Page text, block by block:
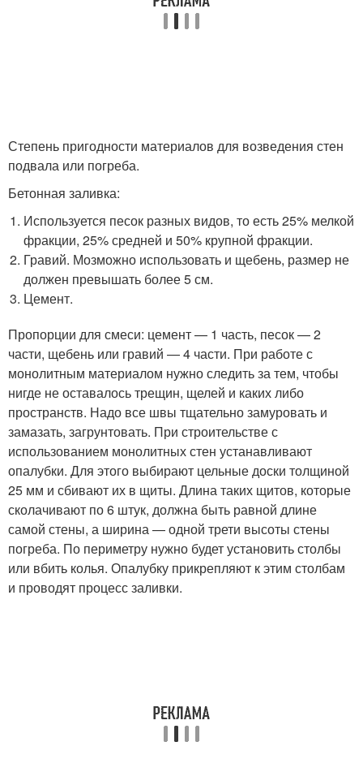
Степень пригодности материалов для возведения стен
подвала или погреба.
Бетонная заливка:
Используется песок разных видов, то есть 25% мелкой
фракции, 25% средней и 50% крупной фракции.
Гравий. Мозможно использовать и щебень, размер не
должен превышать более 5 см.
Цемент.
Пропорции для смеси: цемент — 1 часть, песок — 2
части, щебень или гравий — 4 части. При работе с
монолитным материалом нужно следить за тем, чтобы
нигде не оставалось трещин, щелей и каких либо
пространств. Надо все швы тщательно замуровать и
замазать, загрунтовать. При строительстве с
использованием монолитных стен устанавливают
опалубки. Для этого выбирают цельные доски толщиной
25 мм и сбивают их в щиты. Длина таких щитов, которые
сколачивают по 6 штук, должна быть равной длине
самой стены, а ширина — одной трети высоты стены
погреба. По периметру нужно будет установить столбы
или вбить колья. Опалубку прикрепляют к этим столбам
и проводят процесс заливки.